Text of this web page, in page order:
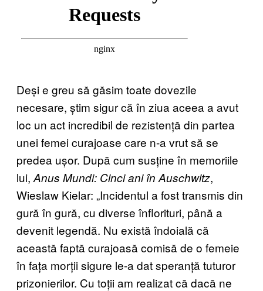
Deși e greu să găsim toate dovezile
necesare, știm sigur că în ziua aceea a avut
loc un act incredibil de rezistență din partea
unei femei curajoase care n-a vrut să se
predea ușor. După cum susține în memoriile
lui, Anus Mundi: Cinci ani în Auschwitz,
Wieslaw Kielar: „Incidentul a fost transmis din
gură în gură, cu diverse înflorituri, până a
devenit legendă. Nu există îndoială că
această faptă curajoasă comisă de o femeie
în fața morții sigure le-a dat speranță tuturor
prizonierilor. Cu toții am realizat că dacă ne